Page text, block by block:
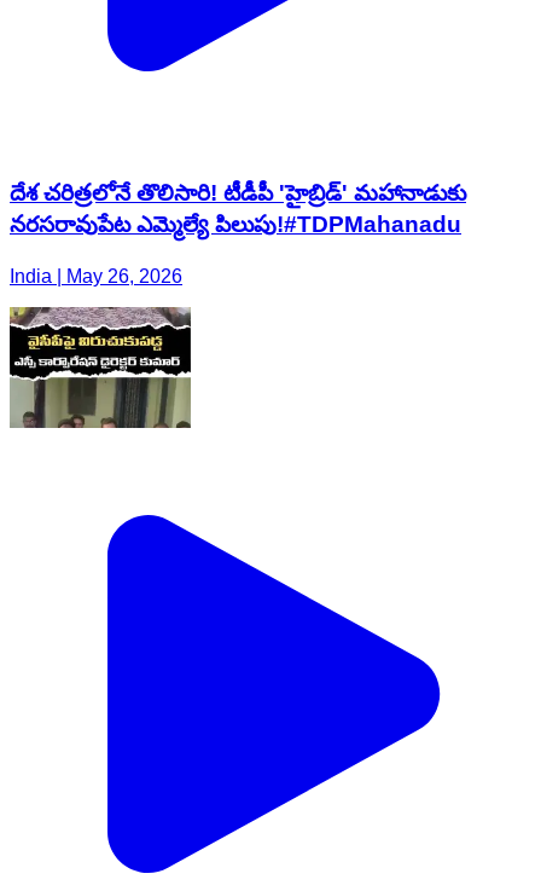
దేశ చరిత్రలోనే తొలిసారి! టీడీపీ 'హైబ్రిడ్' మహానాడుకు
నరసరావుపేట ఎమ్మెల్యే పిలుపు!#TDPMahanadu
India | May 26, 2026